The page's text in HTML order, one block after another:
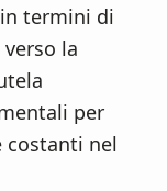
termini di
la
per
costanti nel